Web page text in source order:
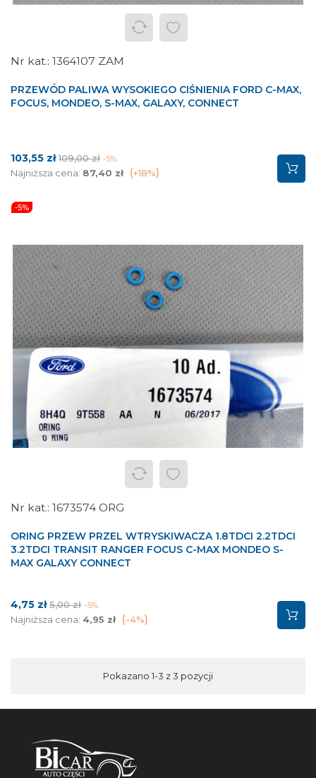
1364107 ZAM
PRZEWÓD PALIWA WYSOKIEGO CIŚNIENIA FORD C-MAX,
FOCUS, MONDEO, S-MAX, GALAXY, CONNECT
Cena
103,55 złCena
podstawowa
109,00 zł -5%
Najniższa cena: 87,40 zł +18%
-5%
1673574 ORG
ORING PRZEW PRZEL WTRYSKIWACZA 1.8TDCI 2.2TDCI
3.2TDCI TRANSIT RANGER FOCUS C-MAX MONDEO S-
MAX GALAXY CONNECT
Cena
4,75 zł Cena
podstawowa
5,00 zł -5%
Najniższa cena: 4,95 zł -4%
Pokazano 1-3 z 3 pozycji